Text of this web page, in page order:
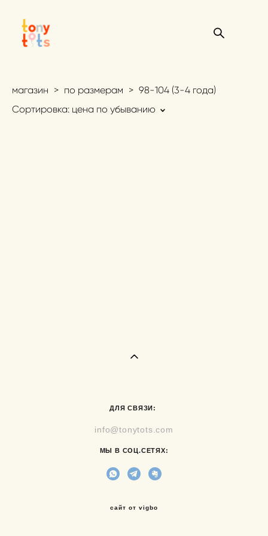
магазин > по размерам > 98-104 (3-4 года)
Сортировка: цена по убыванию
ДЛЯ СВЯЗИ:
info@tonytots.com
МЫ В СОЦ.СЕТЯХ:
сайт от vigbo